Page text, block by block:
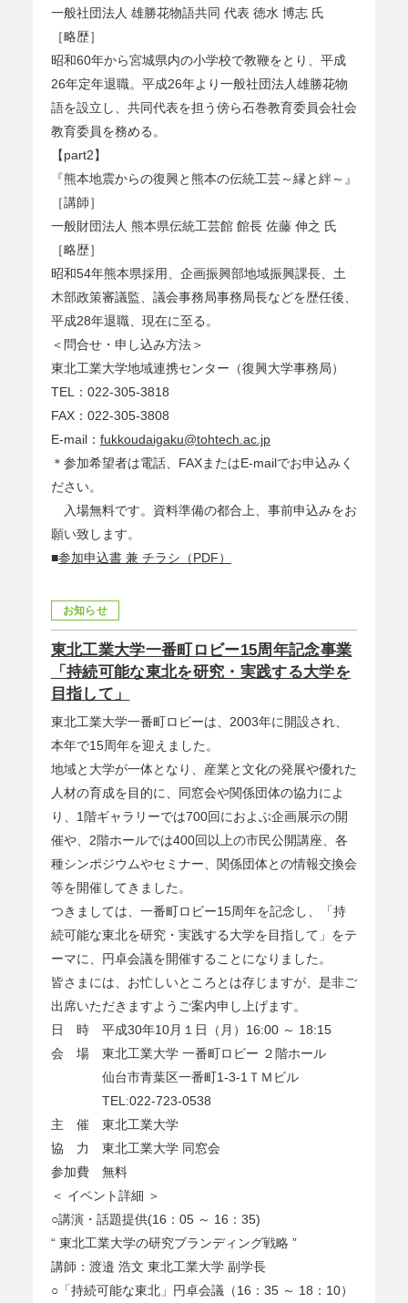
一般社団法人 雄勝花物語共同 代表 徳水 博志 氏
［略歴］
昭和60年から宮城県内の小学校で教鞭をとり、平成
26年定年退職。平成26年より一般社団法人雄勝花物
語を設立し、共同代表を担う傍ら石巻教育委員会社会
教育委員を務める。
【part2】
『熊本地震からの復興と熊本の伝統工芸～縁と絆～』
［講師］
一般財団法人 熊本県伝統工芸館 館長 佐藤 伸之 氏
［略歴］
昭和54年熊本県採用、企画振興部地域振興課長、土
木部政策審議監、議会事務局事務局長などを歴任後、
平成28年退職、現在に至る。
＜問合せ・申し込み方法＞
東北工業大学地域連携センター（復興大学事務局）
TEL：022-305-3818
FAX：022-305-3808
E-mail： fukkoudaigaku@tohtech.ac.jp
＊参加希望者は電話、FAXまたはE-mailでお申込みく
ださい。
入場無料です。資料準備の都合上、事前申込みをお
願い致します。
■参加申込書 兼 チラシ（PDF）
お知らせ
東北工業大学一番町ロビー15周年記念事業
「持続可能な東北を研究・実践する大学を
目指して」
東北工業大学一番町ロビーは、2003年に開設され、
本年で15周年を迎えました。
地域と大学が一体となり、産業と文化の発展や優れた
人材の育成を目的に、同窓会や関係団体の協力によ
り、1階ギャラリーでは700回におよぶ企画展示の開
催や、2階ホールでは400回以上の市民公開講座、各
種シンポジウムやセミナー、関係団体との情報交換会
等を開催してきました。
つきましては、一番町ロビー15周年を記念し、「持
続可能な東北を研究・実践する大学を目指して」をテ
ーマに、円卓会議を開催することになりました。
皆さまには、お忙しいところとは存じますが、是非ご
出席いただきますようご案内申し上げます。
日 時 平成30年10月１日（月）16:00 ～ 18:15
会 場 東北工業大学 一番町ロビー ２階ホール
仙台市青葉区一番町1-3-1ＴＭビル
TEL:022-723-0538
主 催 東北工業大学
協 力 東北工業大学 同窓会
参加費 無料
＜ イベント詳細 ＞
○講演・話題提供(16：05 ～ 16：35)
“ 東北工業大学の研究ブランディング戦略 ”
講師：渡邉 浩文 東北工業大学 副学長
○「持続可能な東北」円卓会議（16：35 ～ 18：10）